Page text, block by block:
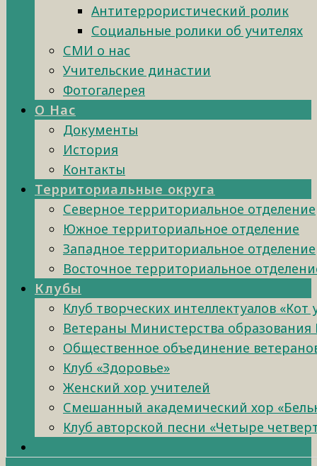
Антитеррористический ролик
Социальные ролики об учителях
СМИ о нас
Учительские династии
Фотогалерея
О Нас
Документы
История
Контакты
Территориальные округа
Северное территориальное отделение
Южное территориальное отделение
Западное территориальное отделение
Восточное территориальное
Клубы
Клуб творческих интеллектуалов «Кот
Ветераны Министерства образования
Общественное объединение
Клуб «Здоровье»
Женский хор учителей
Смешанный академический хор
Клуб авторской песни «Четыре